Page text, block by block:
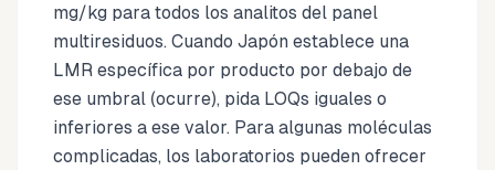
mg/kg para todos los analitos del panel
multiresiduos. Cuando Japón establece una
LMR específica por producto por debajo de
ese umbral (ocurre), pida LOQs iguales o
inferiores a ese valor. Para algunas moléculas
complicadas, los laboratorios pueden ofrecer